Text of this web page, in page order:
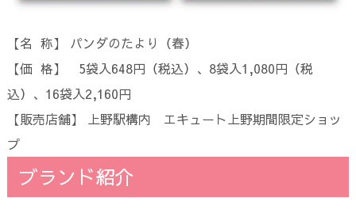
【名 称】 パンダのたより（春）
【価 格】 5袋入648円（税込）、8袋入1,080円（税
込）、16袋入2,160円
【販売店舗】 上野駅構内 エキュート上野期間限定ショッ
プ
ブランド紹介